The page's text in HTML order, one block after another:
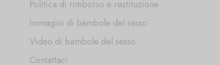
Politica di rimborso e restituzione
Immagini di bambole del sesso
Video di bambole del sesso
Contattaci